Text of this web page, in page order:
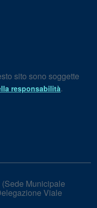
sito sono soggette
responsabilità.
Municipale
Viale